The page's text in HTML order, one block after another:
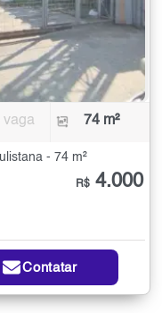
vaga 74 m²
- 74 m²
R$ 4.000
Contatar